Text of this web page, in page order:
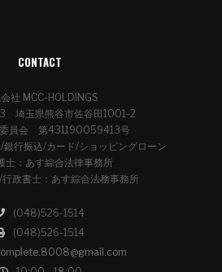
CONTACT
社 MCC-HOLDINGS
埼玉県熊谷市佐谷田1001-2
委員会 第431190059413号
銀行振込/カード/ショッピングローン
士：あす綜合法律事務所
政書士：あす綜合法務事務所
(048)526-1514
(048)526-1514